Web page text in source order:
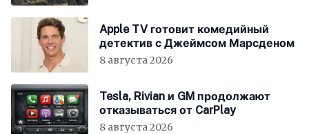
Apple TV готовит комедийный
детектив с Джеймсом Марсденом
8 августа 2026
Tesla, Rivian и GM продолжают
отказываться от CarPlay
8 августа 2026